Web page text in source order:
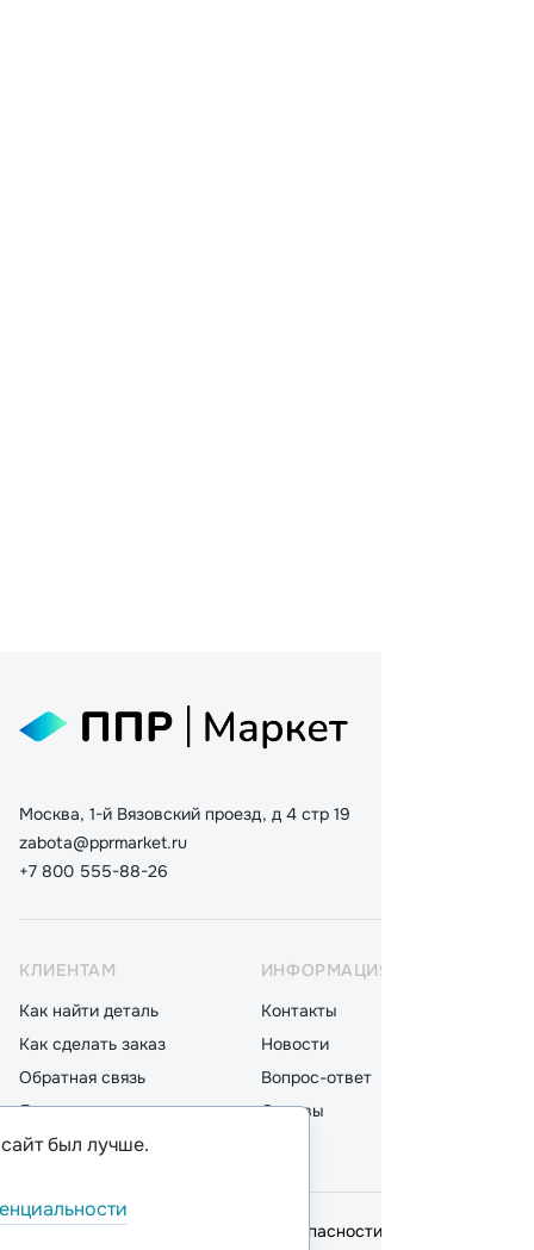
Москва, 1-й Вязовский проезд, д 4 стр 19
zabota@pprmarket.ru
+7 800 555-88-26
КЛИЕНТАМ
Как найти деталь
Как сделать заказ
Обратная связь
Доставка
Оплата
ИНФОРМАЦИЯ
Контакты
Новости
Вопрос-ответ
Отзывы
© 2026,ООО "ППР"
Политика безопасности
был лучше.